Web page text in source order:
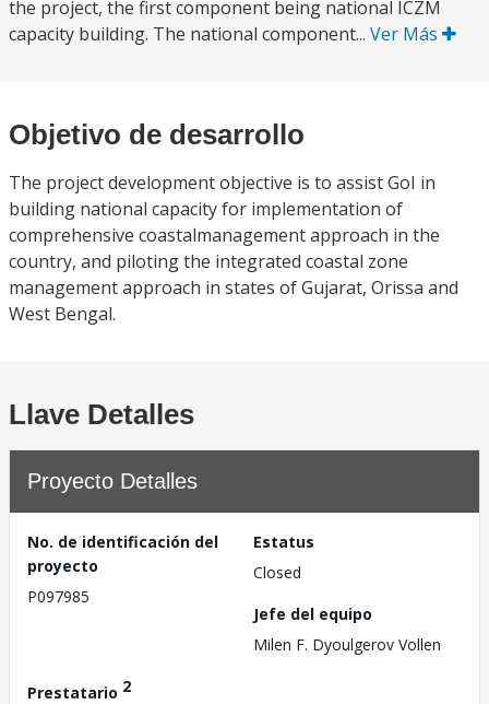
the project, the first component being national ICZM
capacity building. The national component... Ver Más
Objetivo de desarrollo
The project development objective is to assist GoI in
building national capacity for implementation of
comprehensive coastalmanagement approach in the
country, and piloting the integrated coastal zone
management approach in states of Gujarat, Orissa and
West Bengal.
Llave Detalles
Proyecto Detalles
No. de identificación del
proyecto
P097985
Estatus
Closed
Jefe del equipo
Milen F. Dyoulgerov Vollen
Prestatario 2